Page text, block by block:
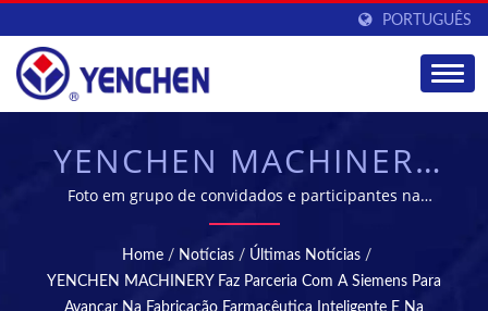
PORTUGUÊS
YENCHEN MACHINERY
FAZ PARCERIA COM A
SIEMENS PARA
AVANÇAR NA
Foto em grupo de convidados e participantes na
celebração do 60º aniversário da YENCHEN MACHINERY
| YENCHEN MACHINERY CO., LTD. tem se especializado
na fabricação de Máquinas Farmacêuticas por 60 anos.
Home / Notícias / Últimas Notícias /
YENCHEN MACHINERY Faz Parceria Com A Siemens Para
Avançar Na Fabricação Farmacêutica Inteligente E Na